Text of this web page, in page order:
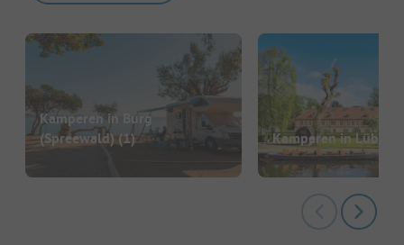
Kamperen in Burg
(Spreewald)(1) Kamperen in